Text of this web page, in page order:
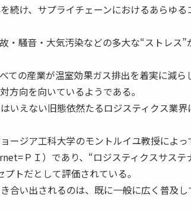
続け、サプライチェーンにおけるあらゆ
・騒音・大気汚染などの多大な“ストレス
ての産業が温室効果ガス排出を着実に減
方向を向いているようである。
いえない旧態依然たるロジスティクス業界
ージア工科大学のモントルイユ教授によ
ＰＩ）であり、“ロジスティクスサステ
トだとして評価されている。
合い出されるのは、既に一般に広く普及